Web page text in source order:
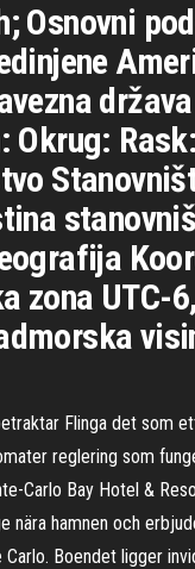
Osnovni
država
Okrug: Rask:
zona UTC-
Flinga det som
reglering som
Carlo Bay Hotel &
nära hamnen och
Boendet ligger